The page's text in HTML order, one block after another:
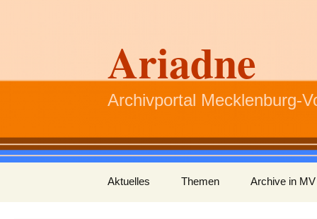
Ariadne
Archivportal Mecklenburg-
Inhalt
springen
Aktuelles Themen Archive in MV